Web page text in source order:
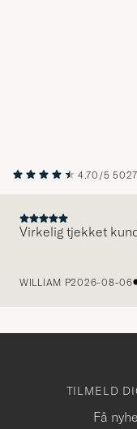
4.70/5
Virkelig tjekket
WILLIAM P2026-08-06
TILMELD
Få